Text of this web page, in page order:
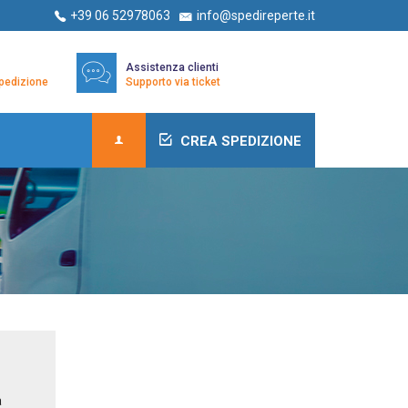
info@spedireperte.it
+39 06 52978063
Assistenza clienti
Supporto via ticket
CREA SPEDIZIONE